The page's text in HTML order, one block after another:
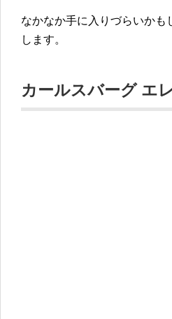
なかなか手に入りづらいか
します。
カールスバーグ エ